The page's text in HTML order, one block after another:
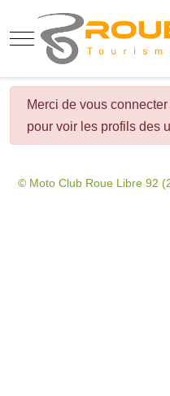
Mobile Menu Toggle
danger
Merci de vous
pour voir les profils des
© Moto Club Roue Libre 92